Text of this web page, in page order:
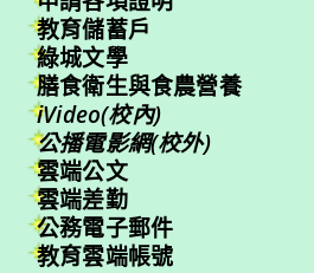
教育儲蓄戶
綠城文學
膳食衛生與食農營養
iVideo(校內)
公播電影網(校外)
雲端公文
雲端差勤
公務電子郵件
教育雲端帳號